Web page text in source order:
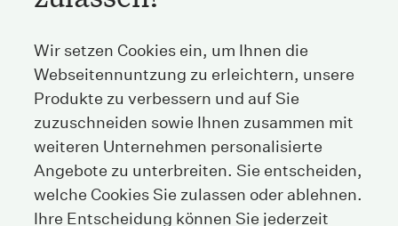
Stockerstrasse 38
8002 Zürich
Schweiz
Tel
+41 44 208 25 25
Fax
+41 44 208 25 26
E-Mail
info@streichenberg.ch
Wir setzen Cookies ein, um Ihnen die
Webseitennuntzung zu erleichtern, unsere
Produkte zu verbessern und auf Sie
zuzuschneiden sowie Ihnen zusammen mit
weiteren Unternehmen personalisierte
Angebote zu unterbreiten. Sie entscheiden,
welche Cookies Sie zulassen oder ablehnen.
Ihre Entscheidung können Sie jederzeit